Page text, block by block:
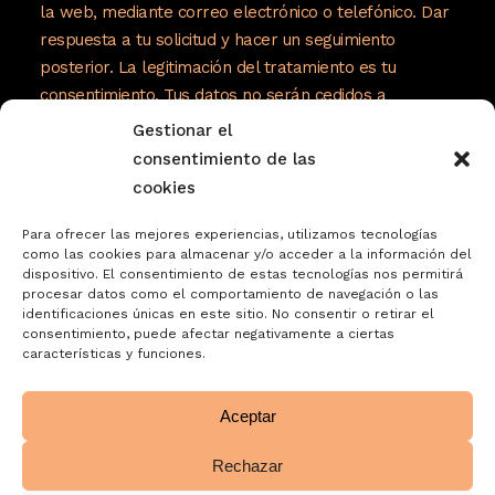
Gestionar el
consentimiento de las
cookies
Para ofrecer las mejores experiencias, utilizamos tecnologías
como las cookies para almacenar y/o acceder a la información del
dispositivo. El consentimiento de estas tecnologías nos permitirá
procesar datos como el comportamiento de navegación o las
identificaciones únicas en este sitio. No consentir o retirar el
consentimiento, puede afectar negativamente a ciertas
características y funciones.
Aceptar
Rechazar
Caramelizada a la Sal. Una delicia que redefine los límites del
sabor y que refleja la pasión de Castillo de Jijona por la
excelencia en cada bocado.
la web, mediante correo electrónico o telefónico. Dar
respuesta a tu solicitud y hacer un seguimiento
posterior. La legitimación del tratamiento es tu
consentimiento. Tus datos no serán cedidos a
terceros. Tienes derecho a acceder, rectificar y
suprimir tus datos, así como otros derechos como se
explica en nuestra política de privacidad:
jose-garrigos-sa